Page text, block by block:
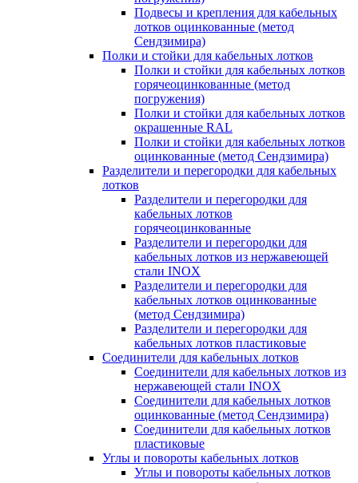
Подвесы и крепления для кабельных
лотков оцинкованные (метод
Сендзимира)
Полки и стойки для кабельных лотков
Полки и стойки для кабельных лотков
горячеоцинкованные (метод
погружения)
Полки и стойки для кабельных лотков
окрашенные RAL
Полки и стойки для кабельных лотков
оцинкованные (метод Сендзимира)
Разделители и перегородки для кабельных
лотков
Разделители и перегородки для
кабельных лотков
горячеоцинкованные
Разделители и перегородки для
кабельных лотков из нержавеющей
стали INOX
Разделители и перегородки для
кабельных лотков оцинкованные
(метод Сендзимира)
Разделители и перегородки для
кабельных лотков пластиковые
Соединители для кабельных лотков
Соединители для кабельных лотков из
нержавеющей стали INOX
Соединители для кабельных лотков
оцинкованные (метод Сендзимира)
Соединители для кабельных лотков
пластиковые
Углы и повороты кабельных лотков
Углы и повороты кабельных лотков